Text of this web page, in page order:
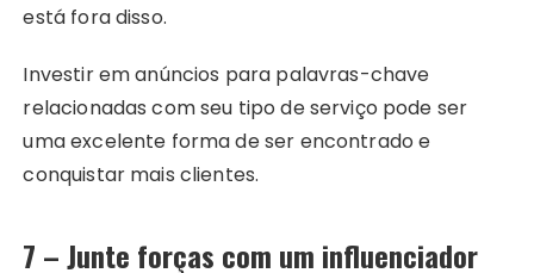
está fora disso.
Investir em anúncios para palavras-chave
relacionadas com seu tipo de serviço pode ser
uma excelente forma de ser encontrado e
conquistar mais clientes.
7 – Junte forças com um influenciador